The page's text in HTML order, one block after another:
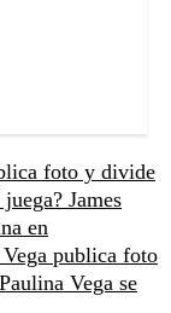
foto y divide
James
en
publica foto
Vega se